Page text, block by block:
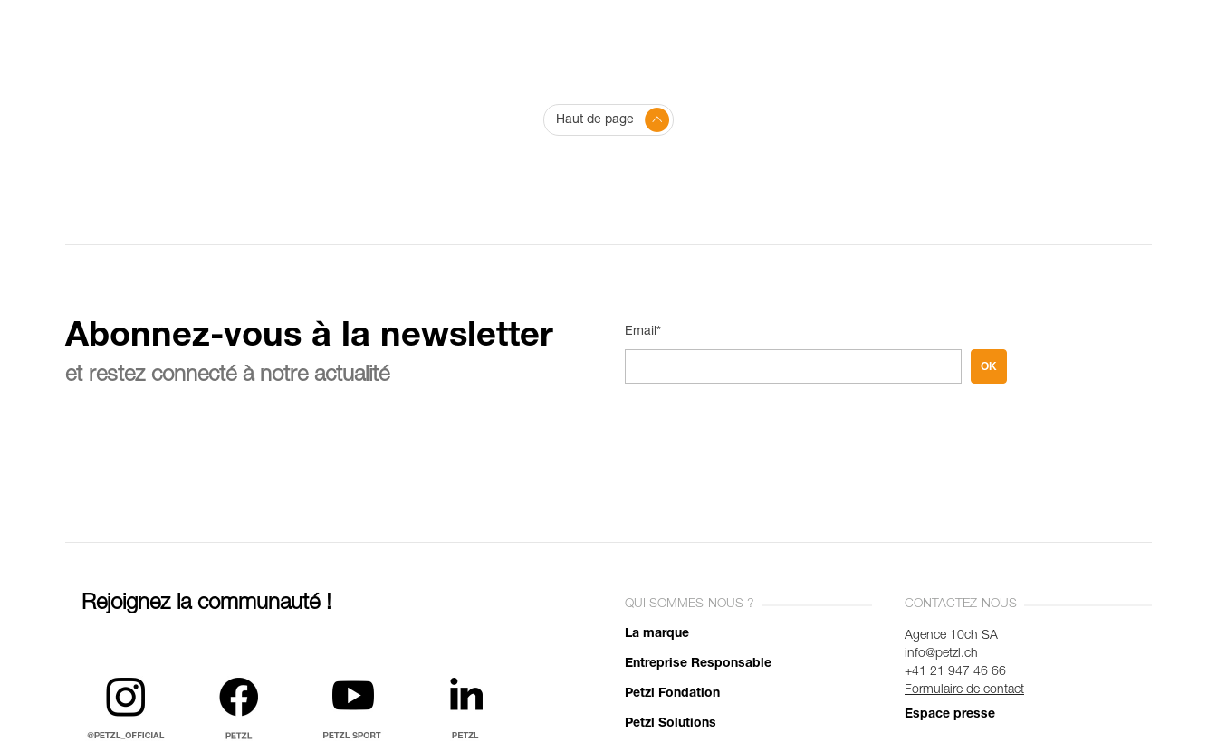
Haut de page
Abonnez-vous à la newsletter
et restez connecté à notre actualité
Email*
OK
Rejoignez la communauté ! QUI SOMMES-NOUS ?
La marque
Entreprise Responsable
Petzl Fondation
Petzl Solutions
CONTACTEZ-NOUS
Agence 10ch SA
info@petzl.ch
+41 21 947 46 66
Formulaire de contact
Espace presse